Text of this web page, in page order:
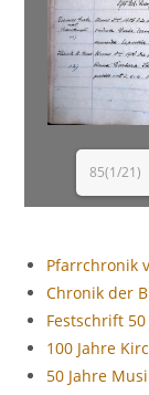
85(1/21)
Pfarrchronik
Chronik der
Festschrift 50
100 Jahre
50 Jahre